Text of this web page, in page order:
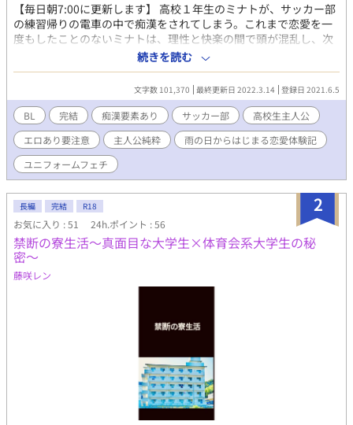
【毎日朝7:00に更新します】 高校１年生のミナトが、サッカー部
の練習帰りの電車の中で痴漢をされてしまう。これまで恋愛を一
度もしたことのないミナトは、理性と快楽の間で頭が混乱し、次
第に正体不明の手の持ち主に操られはじめ、快楽が頭を支配して
ゆく。 2人が大人になってからのストーリー編も連載中です。 ■
登場人物 矢野ミナト ・身長170cm ・ノンケ（ストレート） ・年
齢＝彼女いない歴(童貞) ・色白だけど細マッチョ ・明るい性格 佐
藤タカシ ・身長180cm ・初体験済（女性） ・サッカーレベル超
うまい ・色黒でガッシリ体型 ・ミナトのことが気になり、自分が
ゲイかどうか悩んでいる ・責任感の強い性格、真面目
続きを読む
文字数 101,370 最終更新日 2022.3.14 登録日 2021.6.5
BL 完結 痴漢要素あり サッカー部
高校生主人公
エロあり要注意
主人公純粋
雨の日からはじまる恋愛体験記
ユニフォームフェチ
2
長編 完結 R18
お気に入り : 51 24h.ポイント : 56
禁断の寮生活〜真面目な大学生×体育会系大学生の秘
密〜
藤咲レン